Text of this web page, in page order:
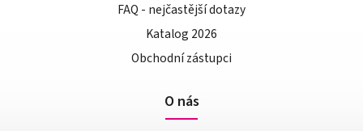
FAQ - nejčastější dotazy
Katalog 2026
Obchodní zástupci
O nás